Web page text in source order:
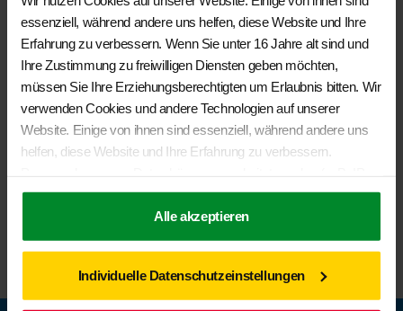
essenziell, während andere uns helfen, diese Website und Ihre
Erfahrung zu verbessern. Wenn Sie unter 16 Jahre alt sind und
Ihre Zustimmung zu freiwilligen Diensten geben möchten,
müssen Sie Ihre Erziehungsberechtigten um Erlaubnis bitten. Wir
verwenden Cookies und andere Technologien auf unserer
Website. Einige von ihnen sind essenziell, während andere uns
helfen, diese Website und Ihre Erfahrung zu verbessern.
Adressen), z. B. für personalisierte Anzeigen und Inhalte oder
Anzeigen- und Inhaltsmessung. Weitere Informationen über die
Verwendung Ihrer Daten finden Sie in unserer
Einstellungenwiderrufen oder anpassen.
Alle akzeptieren
Individuelle Datenschutzeinstellungen
Faltwasserbehälter
Ausgleichskeile
AIR-SAFE
4TOP
Valley/Palladium
Titanschwarz
Single Jersey
Quadratic
Palladium
Nicki-Plüsch
Circuit/Palladium